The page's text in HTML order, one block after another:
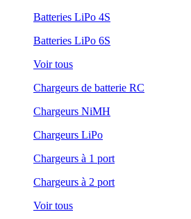
Batteries LiPo 4S
Batteries LiPo 6S
Voir tous
Chargeurs de batterie RC
Chargeurs NiMH
Chargeurs LiPo
Chargeurs à 1 port
Chargeurs à 2 port
Voir tous